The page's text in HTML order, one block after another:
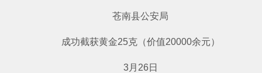
苍南县公安局
成功截获黄金25克（价值20000余元）
3月26日